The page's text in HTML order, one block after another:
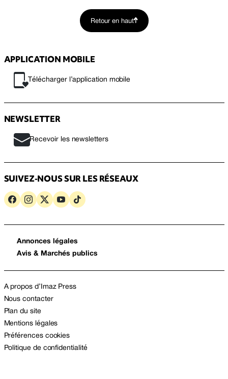
Retour en haut
APPLICATION MOBILE
Télécharger l’application mobile
NEWSLETTER
Recevoir les newsletters
SUIVEZ-NOUS SUR LES RÉSEAUX
Annonces légales
Avis & Marchés publics
A propos d’Imaz Press
Nous contacter
Plan du site
Mentions légales
Préférences cookies
Politique de confidentialité